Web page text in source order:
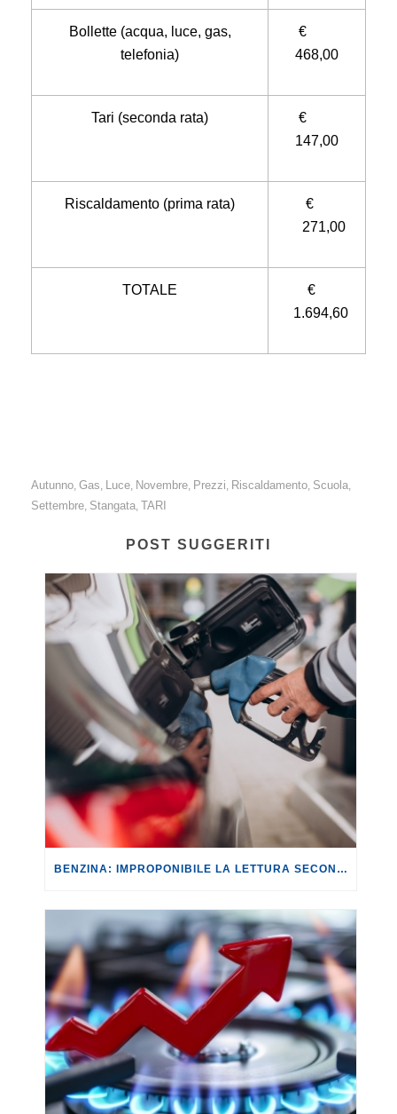
Bollette (acqua, luce, gas,
telefonia)
€
468,00
Tari (seconda rata)
€
147,00
Riscaldamento (prima rata)
€
271,00
TOTALE
€
1.694,60
Autunno, Gas, Luce, Novembre, Prezzi, Riscaldamento, Scuola,
Settembre, Stangata, TARI
POST SUGGERITI
BENZINA: IMPROPONIBILE LA LETTURA SECONDO CUI PROROGARE IL TAGLIO DELLE ACCISE SIGNIFICA TASSARE TUTTI I CITTADINI.